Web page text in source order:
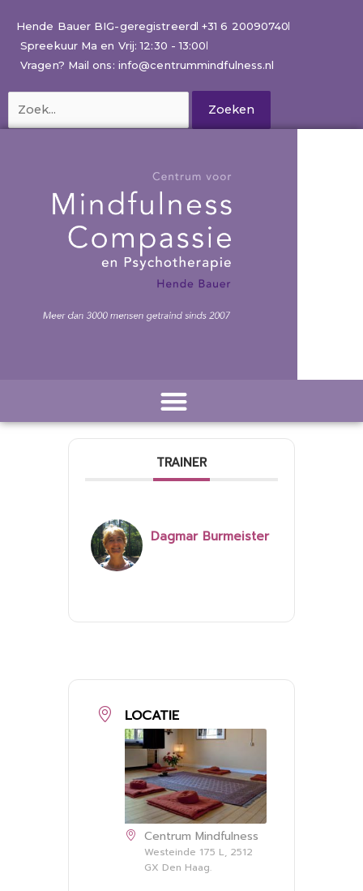
naar
inhoud
Hende Bauer BIG-geregistreerd +31 6 20090740
Spreekuur Ma en Vrij: 12:30 - 13:00
Vragen? Mail ons: info@centrummindfulness.nl
naar:
TRAINER
Dagmar Burmeister
LOCATIE
Centrum Mindfulness
Westeinde 175 L, 2512
GX Den Haag.